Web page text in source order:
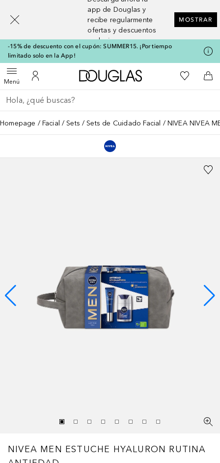
app de Douglas y
recibe regularmente
ofertas y descuentos
exclusivos
MOSTRAR
-15% de descuento con el cupón: SUMMER15. ¡Por tiempo
limitado solo en la App!
MenúAbrir menúMi cuenta
A Douglas HomeMi lista de
A
Regresar
Ejecutar búsqueda
Homepage Facial Sets Sets de Cuidado Facial NIVEA NIVEA
NIVEA MEN ESTUCHE HYALURON RUTINA
[navigation.slideout.screenreader]